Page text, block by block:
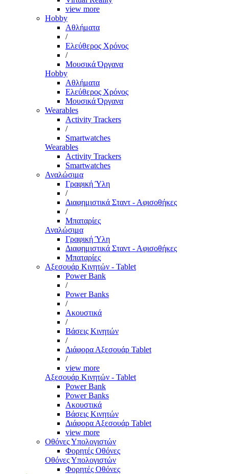
view more
Hobby
Αθλήματα
/
Ελεύθερος Χρόνος
/
Μουσικά Όργανα
Hobby
Αθλήματα
Ελεύθερος Χρόνος
Μουσικά Όργανα
Wearables
Activity Trackers
/
Smartwatches
Wearables
Activity Trackers
Smartwatches
Αναλώσιμα
Γραφική Ύλη
/
Διαφημιστικά Σταντ - Αφισοθήκες
/
Μπαταρίες
Αναλώσιμα
Γραφική Ύλη
Διαφημιστικά Σταντ - Αφισοθήκες
Μπαταρίες
Αξεσουάρ Κινητών - Tablet
Power Bank
/
Power Banks
/
Ακουστικά
/
Βάσεις Κινητών
/
Διάφορα Αξεσουάρ Tablet
/
view more
Αξεσουάρ Κινητών - Tablet
Power Bank
Power Banks
Ακουστικά
Βάσεις Κινητών
Διάφορα Αξεσουάρ Tablet
view more
Οθόνες Υπολογιστών
Φορητές Οθόνες
Οθόνες Υπολογιστών
Φορητές Οθόνες